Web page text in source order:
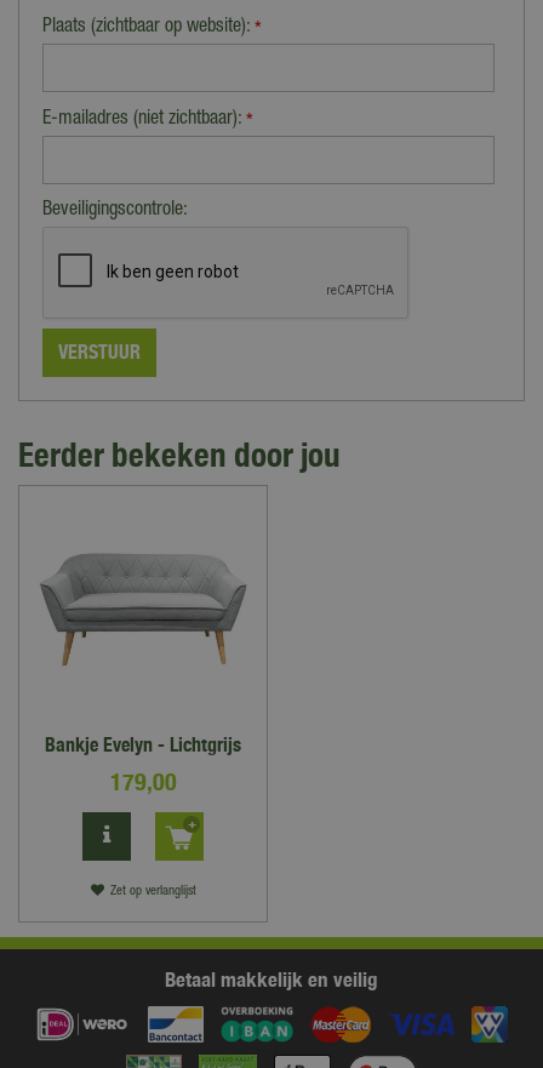
Plaats (zichtbaar op website): *
E-mailadres (niet zichtbaar): *
Beveiligingscontrole:
Eerder bekeken door jou
Bankje Evelyn - Lichtgrijs
179,00
Zet op verlanglijst
Betaal makkelijk en veilig